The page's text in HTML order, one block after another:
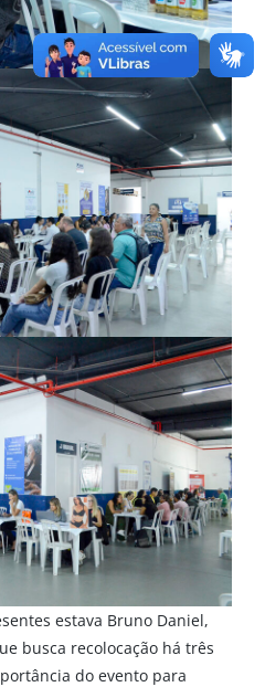
estava Bruno Daniel,
busca recolocação há três
do evento para